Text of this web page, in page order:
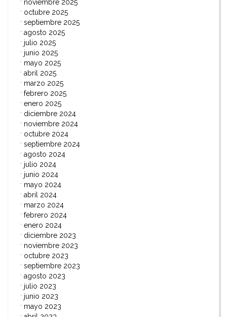
noviembre 2025
octubre 2025
septiembre 2025
agosto 2025
julio 2025
junio 2025
mayo 2025
abril 2025
marzo 2025
febrero 2025
enero 2025
diciembre 2024
noviembre 2024
octubre 2024
septiembre 2024
agosto 2024
julio 2024
junio 2024
mayo 2024
abril 2024
marzo 2024
febrero 2024
enero 2024
diciembre 2023
noviembre 2023
octubre 2023
septiembre 2023
agosto 2023
julio 2023
junio 2023
mayo 2023